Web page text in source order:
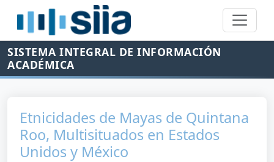
SISTEMA INTEGRAL DE INFORMACIÓN
ACADÉMICA
Etnicidades de Mayas de Quintana
Roo, Multisituados en Estados
Unidos y México